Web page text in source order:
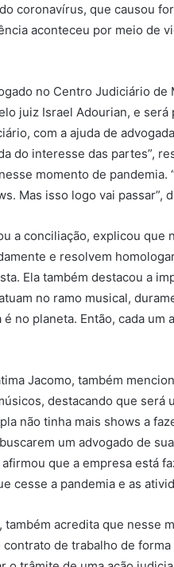
coronavírus, que causou
aconteceu por meio de
no Centro Judiciário de
juiz Israel Adourian, e será
com a ajuda de
do interesse das partes”,
momento de pandemia.
Mas isso logo vai passar”,
a conciliação, explicou que
e resolvem
Ela também destacou a
no ramo musical,
no planeta. Então, cada um
Jacomo, também
destacando que será
não tinha mais shows a
um advogado de
que a empresa está
cesse a pandemia e as
acredita que nesse
de trabalho de forma